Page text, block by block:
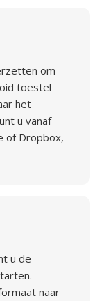
om
toestel
het
u vanaf
of Dropbox,
u de
naar